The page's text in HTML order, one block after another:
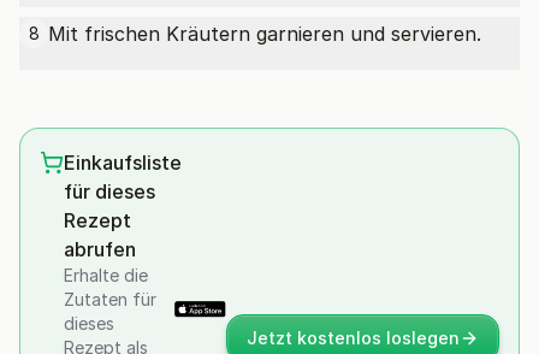
8 Mit frischen Kräutern garnieren und servieren.
Einkaufsliste
für dieses
Rezept
abrufen
Erhalte die
Zutaten für
dieses
Rezept als
Jetzt kostenlos loslegen